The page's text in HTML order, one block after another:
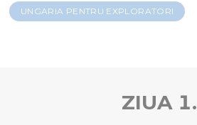
UNGARIA PENTRU EXPLORATORI
ZIUA 1.